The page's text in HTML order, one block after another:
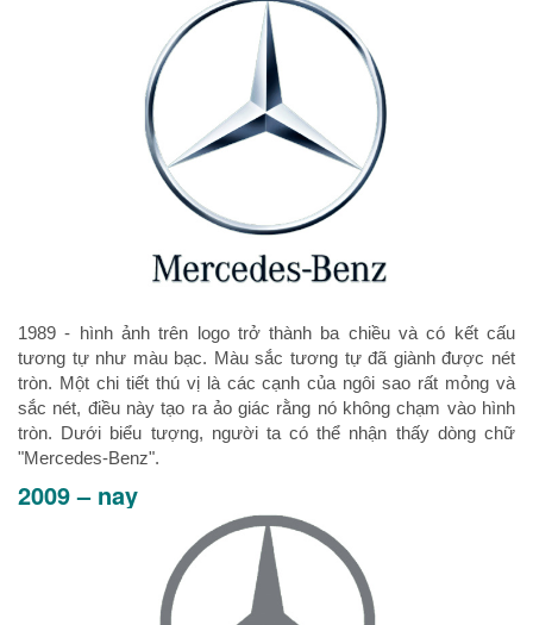
1989 - hình ảnh trên logo trở thành ba chiều và có kết cấu
tương tự như màu bạc. Màu sắc tương tự đã giành được nét
tròn. Một chi tiết thú vị là các cạnh của ngôi sao rất mỏng và
sắc nét, điều này tạo ra ảo giác rằng nó không chạm vào hình
tròn. Dưới biểu tượng, người ta có thể nhận thấy dòng chữ
"Mercedes-Benz".
2009 – nay